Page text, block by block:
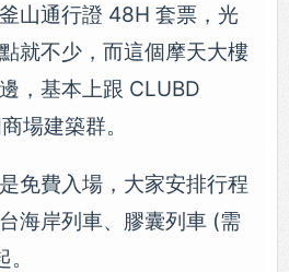
山通行證 48H 套票，光
就不少，而這個摩天大樓
，基本上跟 CLUBD
場建築群。
免費入場，大家安排行程
海岸列車、膠囊列車 (需